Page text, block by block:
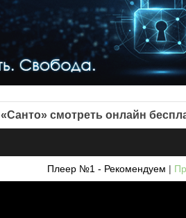
«Санто» смотреть онлайн
Плеер №1 - Рекомендуем |